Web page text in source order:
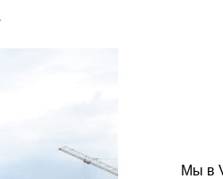
Мы в